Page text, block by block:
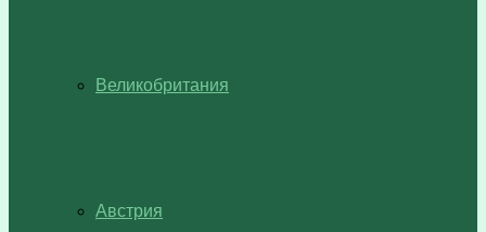
Великобритания
Австрия